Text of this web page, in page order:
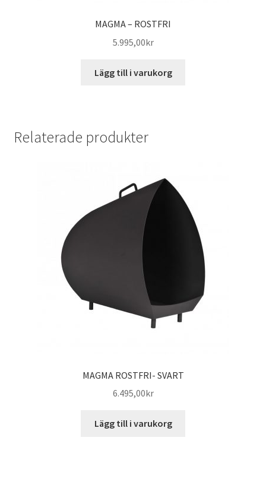
MAGMA – ROSTFRI
5.995,00kr
Lägg till i varukorg
Relaterade produkter
MAGMA ROSTFRI- SVART
6.495,00kr
Lägg till i varukorg